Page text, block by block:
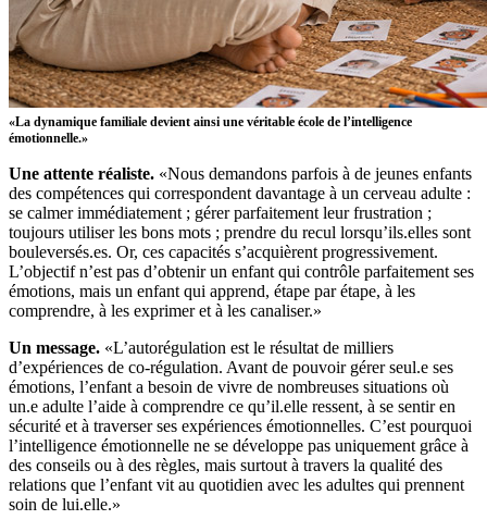
«La dynamique familiale devient ainsi une véritable école de l’intelligence
émotionnelle.»
Une attente réaliste. «Nous demandons parfois à de jeunes enfants
des compétences qui correspondent davantage à un cerveau adulte :
se calmer immédiatement ; gérer parfaitement leur frustration ;
toujours utiliser les bons mots ; prendre du recul lorsqu’ils.elles sont
bouleversés.es. Or, ces capacités s’acquièrent progressivement.
L’objectif n’est pas d’obtenir un enfant qui contrôle parfaitement ses
émotions, mais un enfant qui apprend, étape par étape, à les
comprendre, à les exprimer et à les canaliser.»
Un message. «L’autorégulation est le résultat de milliers
d’expériences de co-régulation. Avant de pouvoir gérer seul.e ses
émotions, l’enfant a besoin de vivre de nombreuses situations où
un.e adulte l’aide à comprendre ce qu’il.elle ressent, à se sentir en
sécurité et à traverser ses expériences émotionnelles. C’est pourquoi
l’intelligence émotionnelle ne se développe pas uniquement grâce à
des conseils ou à des règles, mais surtout à travers la qualité des
relations que l’enfant vit au quotidien avec les adultes qui prennent
soin de lui.elle.»